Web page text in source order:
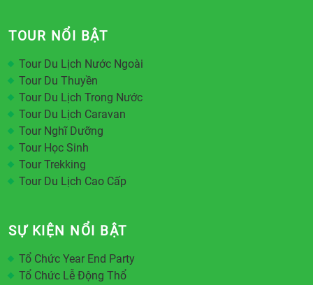
TOUR NỔI BẬT
Tour Du Lịch Nước Ngoài
Tour Du Thuyền
Tour Du Lịch Trong Nước
Tour Du Lịch Caravan
Tour Nghĩ Dưỡng
Tour Học Sinh
Tour Trekking
Tour Du Lịch Cao Cấp
SỰ KIỆN NỔI BẬT
Tổ Chức Year End Party
Tổ Chức Lễ Động Thổ